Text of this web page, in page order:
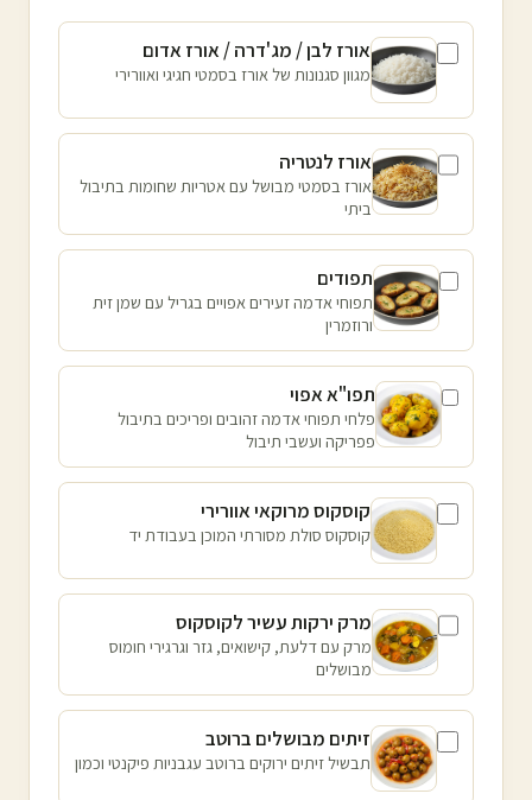
אורז לבן / מג'דרה / אורז אדום
מגוון סגנונות של אורז בסמטי חגיגי ואוורירי
אורז לנטריה
אורז בסמטי מבושל עם אטריות שחומות בתיבול
ביתי
תפודים
תפוחי אדמה זעירים אפויים בגריל עם שמן זית
ורוזמרין
תפו"א אפוי
פלחי תפוחי אדמה זהובים ופריכים בתיבול
פפריקה ועשבי תיבול
קוסקוס מרוקאי אוורירי
קוסקוס סולת מסורתי המוכן בעבודת יד
מרק ירקות עשיר לקוסקוס
מרק עם דלעת, קישואים, גזר וגרגירי חומוס
מבושלים
זיתים מבושלים ברוטב
תבשיל זיתים ירוקים ברוטב עגבניות פיקנטי וכמון